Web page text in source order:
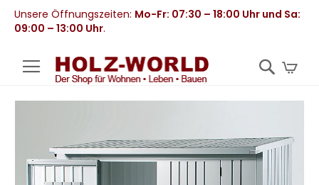
Unsere Öffnungszeiten: Mo-Fr: 07:30 – 18:00 Uhr und Sa:
09:00 – 13:00 Uhr.
Bildergalerie
springen